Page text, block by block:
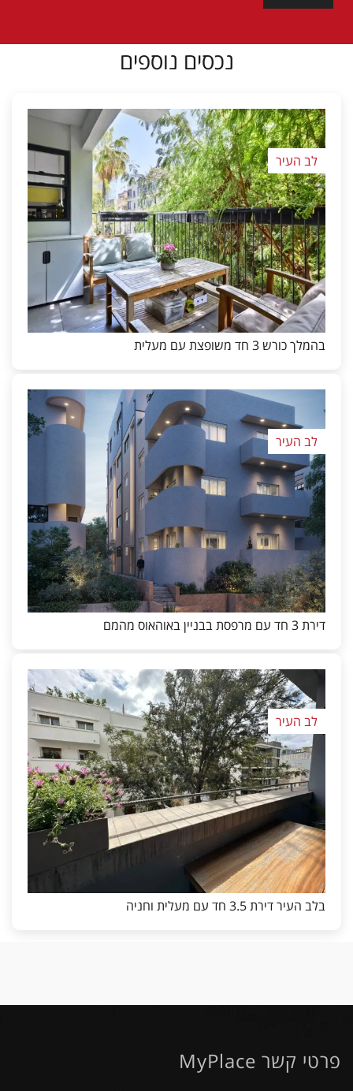
נכסים נוספים
לב העיר
בהמלך כורש 3 חד משופצת עם מעלית
לב העיר
דירת 3 חד עם מרפסת בבניין באוהאוס מהמם
לב העיר
בלב העיר דירת 3.5 חד עם מעלית וחניה
פרטי קשר MyPlace